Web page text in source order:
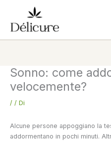
contenuto
Sonno: come
velocemente?
/ / Di
Alcune persone appoggiano la
addormentano in pochi minuti.